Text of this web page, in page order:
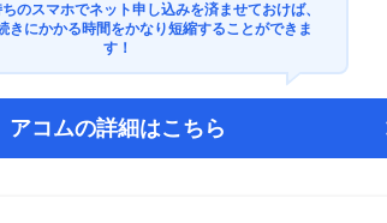
のスマホでネット申し込みを済ませておけば、
きにかかる時間をかなり短縮することができま
す！
アコムの詳細はこちら